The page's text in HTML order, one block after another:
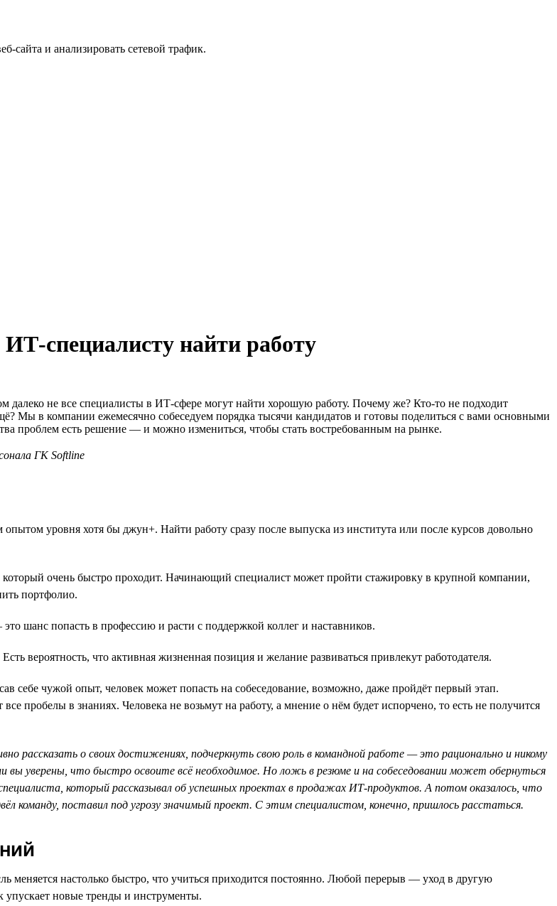
сайта и анализировать сетевой трафик.
специалисту найти работу
далеко не все специалисты в ИТ-сфере могут найти хорошую работу. Почему же? Кто-то не подходит
Мы в компании ежемесячно собеседуем порядка тысячи кандидатов и готовы поделиться с вами основными
проблем есть решение — и можно измениться, чтобы стать востребованным на рынке.
ГК Softline
уровня хотя бы джун+. Найти работу сразу после выпуска из института или после курсов довольно
очень быстро проходит. Начинающий специалист может пройти стажировку в крупной компании,
портфолио.
шанс попасть в профессию и расти с поддержкой коллег и наставников.
вероятность, что активная жизненная позиция и желание развиваться привлекут работодателя.
себе чужой опыт, человек может попасть на собеседование, возможно, даже пройдёт первый этап.
пробелы в знаниях. Человека не возьмут на работу, а мнение о нём будет испорчено, то есть не получится
рассказать о своих достижениях, подчеркнуть свою роль в командной работе — это рационально и никому
уверены, что быстро освоите всё необходимое. Но ложь в резюме и на собеседовании может обернуться
который рассказывал об успешных проектах в продажах ИТ-продуктов. А потом оказалось, что
команду, поставил под угрозу значимый проект. С этим специалистом, конечно, пришлось расстаться.
меняется настолько быстро, что учиться приходится постоянно. Любой перерыв — уход в другую
новые тренды и инструменты.